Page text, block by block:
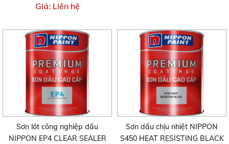
Giá: Liên hệ
Sơn lót công nghiệp dầu
NIPPON EP4 CLEAR SEALER
Sơn dầu chịu nhiệt NIPPON
S450 HEAT RESISTING BLACK